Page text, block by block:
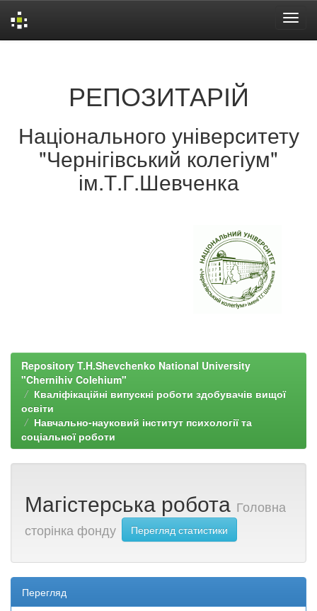
РЕПОЗИТАРІЙ
Національного університету
"Чернігівський колегіум"
ім.Т.Г.Шевченка
Repository T.H.Shevchenko National University
"Chernihiv Colehium"
Кваліфікаційні випускні роботи здобувачів вищої
освіти
Навчально-науковий інститут психології та
соціальної роботи
Магістерська робота Головна
сторінка фонду
Перегляд статистики
Перегляд